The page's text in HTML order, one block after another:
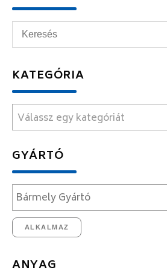
KATEGÓRIA
Válassz egy kategóriát
GYÁRTÓ
ALKALMAZ
ANYAG